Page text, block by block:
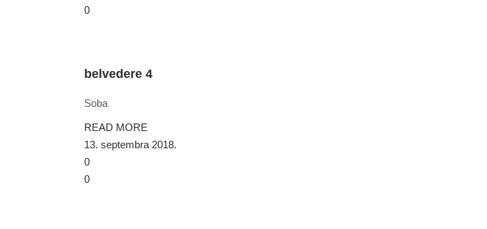
0
belvedere 4
Soba
READ MORE
13. septembra 2018.
0
0